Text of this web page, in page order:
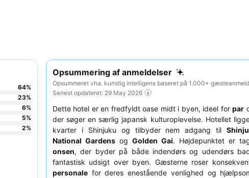
Opsummering af anmeldelser
Opsummeret vha. kunstig intelligens baseret på 1.000+
Senest opdateret: 29 May 2026
Dette hotel er en fredfyldt oase midt i byen, ideel forpar
der søger en særlig japansk kulturoplevelse. Hotellet
kvarter i Shinjuku og tilbyder nem adgang til
National Gardens og Golden Gai. Højdepunktet er
onsen, der byder på både indendørs og udendørs
fantastisk udsigt over byen. Gæsterne roser
personale for deres enestående venlighed og
64%
23%
6%
5%
2%